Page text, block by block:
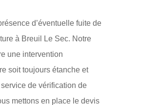
d’éventuelle fuite de
à Breuil Le Sec. Notre
une intervention
soit toujours étanche et
de vérification de
mettons en place le devis